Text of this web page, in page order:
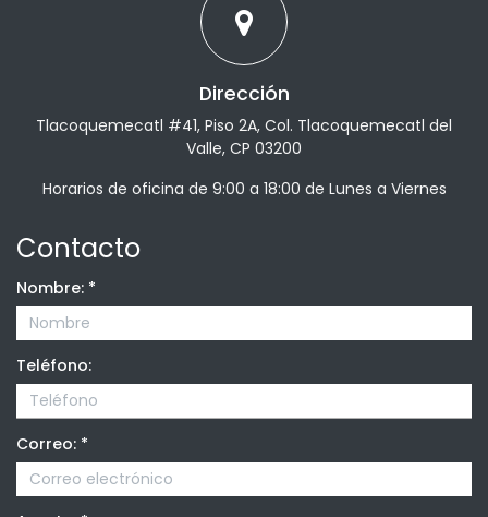
Dirección
Tlacoquemecatl #41, Piso 2A, Col. Tlacoquemecatl del
Valle, CP 03200
Horarios de oficina de 9:00 a 18:00 de Lunes a Viernes
Contacto
Nombre: *
Teléfono:
Correo: *